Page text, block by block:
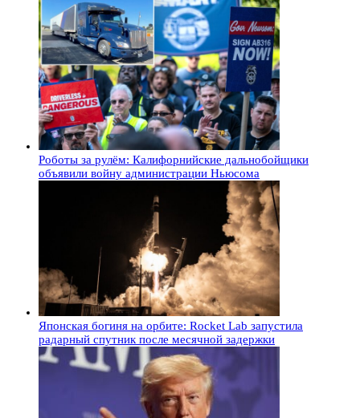
Роботы за рулём: Калифорнийские дальнобойщики
объявили войну администрации Ньюсома
Японская богиня на орбите: Rocket Lab запустила
радарный спутник после месячной задержки